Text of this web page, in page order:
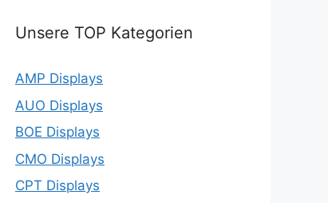
Unsere TOP Kategorien
AMP Displays
AUO Displays
BOE Displays
CMO Displays
CPT Displays